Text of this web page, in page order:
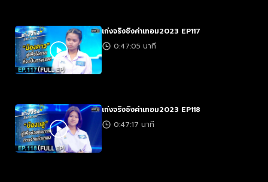
เก่งจริงชิงค่าเทอม2023 EP117
0:47:05 นาที
เก่งจริงชิงค่าเทอม2023 EP118
0:47:17 นาที